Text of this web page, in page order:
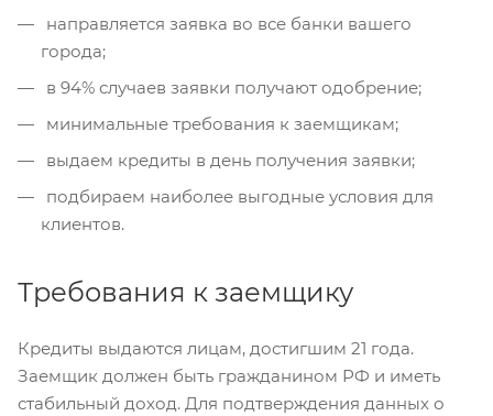
направляется заявка во все банки вашего
города;
в 94% случаев заявки получают одобрение;
минимальные требования к заемщикам;
выдаем кредиты в день получения заявки;
подбираем наиболее выгодные условия для
клиентов.
Требования к заемщику
Кредиты выдаются лицам, достигшим 21 года.
Заемщик должен быть гражданином РФ и иметь
стабильный доход. Для подтверждения данных о